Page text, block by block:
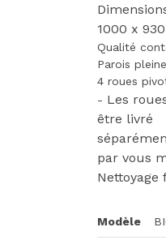
1000 x
Qualité
Parois
4 roues
- Les
être livré
par vous
Nettoyage
Modèle